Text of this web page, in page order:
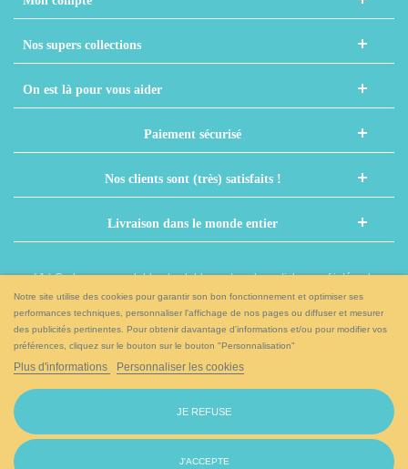
Nos supers collections
On est là pour vous aider
Paiement sécurisé
Nos clients sont (très) satisfaits !
Livraison dans le monde entier
Notre site utilise des cookies pour garantir son bon fonctionnement et optimiser ses
performances techniques, personnaliser l'affichage de nos pages ou diffuser et mesurer
des publicités pertinentes. Pour obtenir davantage d'informations et/ou pour modifier vos
préférences, cliquez sur le bouton sur le bouton "Personnalisation"
Plus d'informations Personnaliser les cookies
JE REFUSE
J'ACCEPTE
( 1 ) Code non cumulable et valable sur tous les articles sauf intégrales,
nouveaux prénoms et autres articles déjà remisés
Et si on papotait sur nos réseaux sociaux ?
Accédez à la version ordinateur